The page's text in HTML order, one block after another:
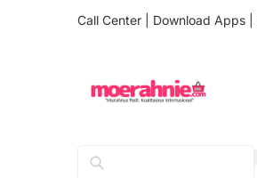
Call Center Download Apps